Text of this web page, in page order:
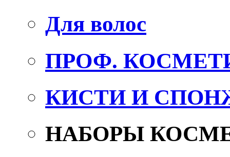
Для волос
ПРОФ.
КИСТИ И
НАБОРЫ